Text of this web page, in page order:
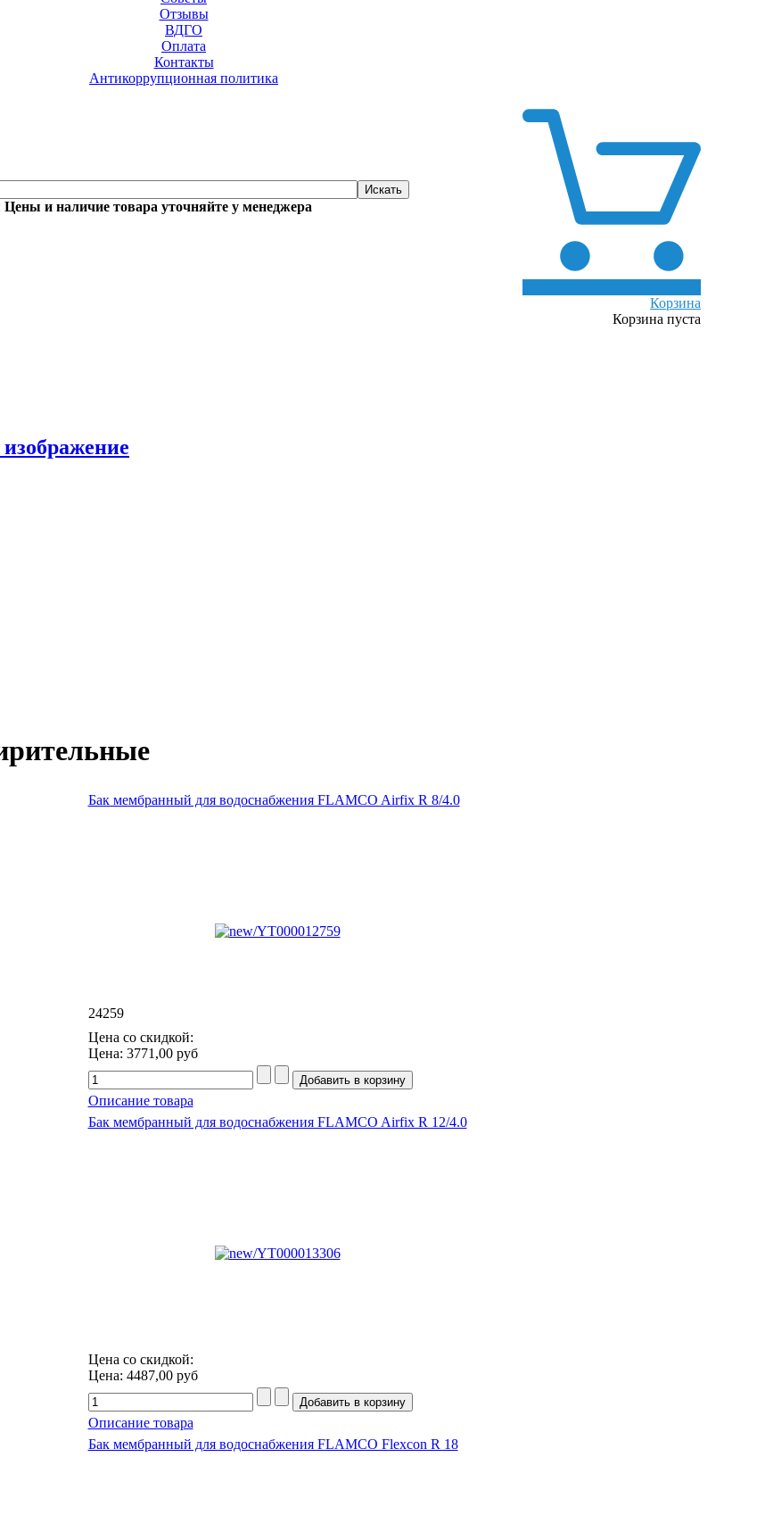
Отзывы
ВДГО
Оплата
Контакты
Антикоррупционная политика
Цены и наличие товара уточняйте у менеджера
Корзина
Корзина пуста
Бак мембранный для водоснабжения FLAMCO Airfix R 8/4.0
24259
Цена со скидкой:
Цена: 3771,00 руб
Описание товара
Бак мембранный для водоснабжения FLAMCO Airfix R 12/4.0
Цена со скидкой:
Цена: 4487,00 руб
Описание товара
Бак мембранный для водоснабжения FLAMCO Flexcon R 18